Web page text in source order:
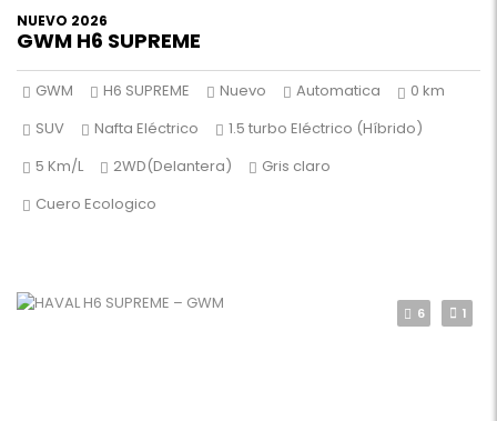
NUEVO 2026
GWM H6 SUPREME
GWM H6 SUPREME Nuevo Automatica
0 km
SUV
Nafta Eléctrico
1.5 turbo Eléctrico (Híbrido)
5 Km/L
2WD(Delantera)
Gris claro
Cuero Ecologico
6 1